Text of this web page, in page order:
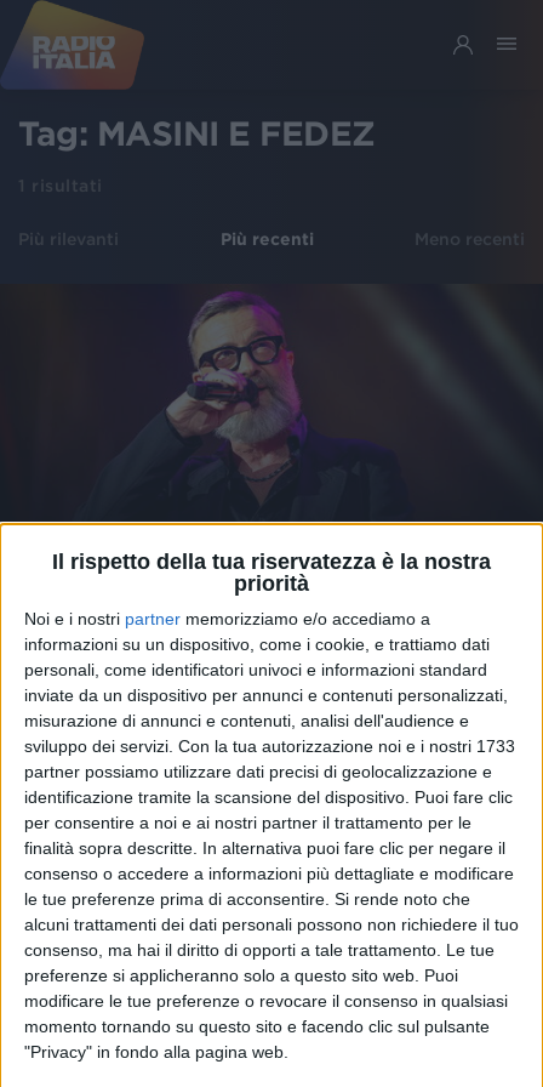
Il rispetto della tua riservatezza è la nostra
priorità
Noi e i nostri partner memorizziamo e/o accediamo a
informazioni su un dispositivo, come i cookie, e trattiamo dati
personali, come identificatori univoci e informazioni standard
inviate da un dispositivo per annunci e contenuti personalizzati,
misurazione di annunci e contenuti, analisi dell'audience e
sviluppo dei servizi. Con la tua autorizzazione noi e i nostri 1733
partner possiamo utilizzare dati precisi di geolocalizzazione e
identificazione tramite la scansione del dispositivo. Puoi fare clic
per consentire a noi e ai nostri partner il trattamento per le
finalità sopra descritte. In alternativa puoi fare clic per negare il
consenso o accedere a informazioni più dettagliate e modificare
le tue preferenze prima di acconsentire. Si rende noto che
alcuni trattamenti dei dati personali possono non richiedere il tuo
consenso, ma hai il diritto di opporti a tale trattamento. Le tue
preferenze si applicheranno solo a questo sito web. Puoi
modificare le tue preferenze o revocare il consenso in qualsiasi
momento tornando su questo sito e facendo clic sul pulsante
"Privacy" in fondo alla pagina web.
Tag: MASINI E FEDEZ
1 risultati
Più rilevanti Più recenti Meno recenti
IN ARRIVO DOPO SANREMO 19 gen 2026
Marco Masini è “Perfetto imperfetto” per il
suo nuovo album
Il disco esce il 6 marzo, un anno e mezzo dopo “10
Amori”, e segna un’evoluzione umana e musicale di
Marco. Dopo il Festival con Fedez, Masini tornerà in
concerto nei palasport: qui tutte le date
diAndrea Daz